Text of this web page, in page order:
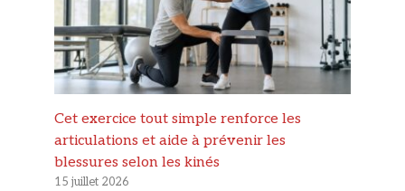
Cet exercice tout simple renforce les
articulations et aide à prévenir les
blessures selon les kinés
15 juillet 2026